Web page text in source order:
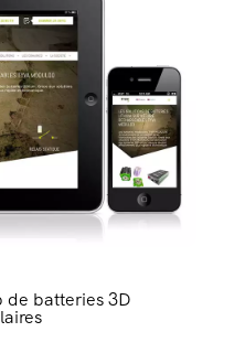
de batteries 3D